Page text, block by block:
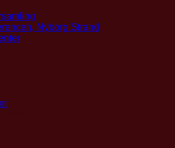
Nyborg Strand